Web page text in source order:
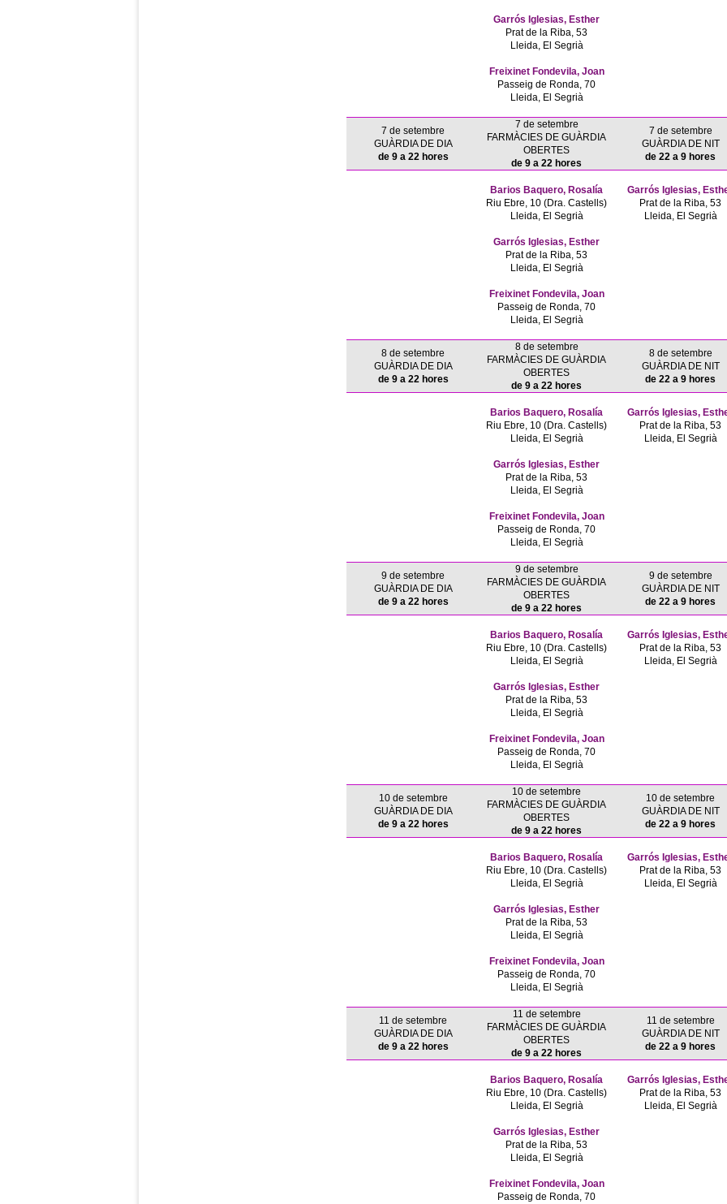
Garrós Iglesias, Esther
Prat de la Riba, 53
Lleida, El Segrià
Freixinet Fondevila, Joan
Passeig de Ronda, 70
Lleida, El Segrià
7 de setembre
GUÀRDIA DE DIA
de 9 a 22 hores
7 de setembre
FARMÀCIES DE GUÀRDIA
OBERTES
de 9 a 22 hores
7 de setembre
GUÀRDIA DE NIT
de 22 a 9 hores
Barios Baquero, Rosalía
Riu Ebre, 10 (Dra. Castells)
Lleida, El Segrià
Garrós Iglesias, Esther
Prat de la Riba, 53
Lleida, El Segrià
Freixinet Fondevila, Joan
Passeig de Ronda, 70
Lleida, El Segrià
Garrós Iglesias,
Prat de la Riba, 53
Lleida, El Segrià
8 de setembre
GUÀRDIA DE DIA
de 9 a 22 hores
8 de setembre
FARMÀCIES DE GUÀRDIA
OBERTES
de 9 a 22 hores
8 de setembre
GUÀRDIA DE NIT
de 22 a 9 hores
Barios Baquero, Rosalía
Riu Ebre, 10 (Dra. Castells)
Lleida, El Segrià
Garrós Iglesias, Esther
Prat de la Riba, 53
Lleida, El Segrià
Freixinet Fondevila, Joan
Passeig de Ronda, 70
Lleida, El Segrià
Garrós Iglesias,
Prat de la Riba, 53
Lleida, El Segrià
9 de setembre
GUÀRDIA DE DIA
de 9 a 22 hores
9 de setembre
FARMÀCIES DE GUÀRDIA
OBERTES
de 9 a 22 hores
9 de setembre
GUÀRDIA DE NIT
de 22 a 9 hores
Barios Baquero, Rosalía
Riu Ebre, 10 (Dra. Castells)
Lleida, El Segrià
Garrós Iglesias, Esther
Prat de la Riba, 53
Lleida, El Segrià
Freixinet Fondevila, Joan
Passeig de Ronda, 70
Lleida, El Segrià
Garrós Iglesias,
Prat de la Riba, 53
Lleida, El Segrià
10 de setembre
GUÀRDIA DE DIA
de 9 a 22 hores
10 de setembre
FARMÀCIES DE GUÀRDIA
OBERTES
de 9 a 22 hores
10 de setembre
GUÀRDIA DE NIT
de 22 a 9 hores
Barios Baquero, Rosalía
Riu Ebre, 10 (Dra. Castells)
Lleida, El Segrià
Garrós Iglesias, Esther
Prat de la Riba, 53
Lleida, El Segrià
Freixinet Fondevila, Joan
Passeig de Ronda, 70
Lleida, El Segrià
Garrós Iglesias,
Prat de la Riba, 53
Lleida, El Segrià
11 de setembre
GUÀRDIA DE DIA
de 9 a 22 hores
11 de setembre
FARMÀCIES DE GUÀRDIA
OBERTES
de 9 a 22 hores
11 de setembre
GUÀRDIA DE NIT
de 22 a 9 hores
Barios Baquero, Rosalía
Riu Ebre, 10 (Dra. Castells)
Lleida, El Segrià
Garrós Iglesias, Esther
Prat de la Riba, 53
Lleida, El Segrià
Freixinet Fondevila, Joan
Passeig de Ronda, 70
Garrós Iglesias,
Prat de la Riba, 53
Lleida, El Segrià